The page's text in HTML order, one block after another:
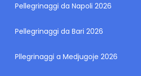
Pellegrinaggi da Napoli 2026
Pellegrinaggi da Bari 2026
Pllegrinaggi a Medjugoje 2026